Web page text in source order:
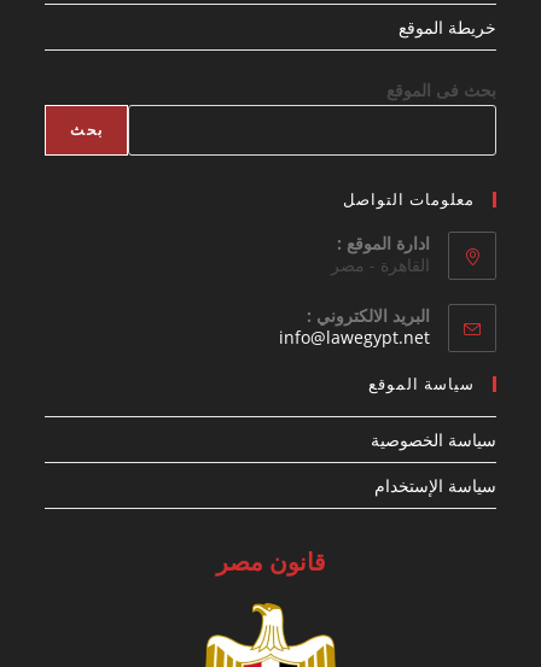
خريطة الموقع
بحث فى الموقع
بحث
معلومات التواصل
ادارة الموقع :
القاهرة - مصر
البريد الالكتروني :
info@lawegypt.net
سياسة الموقع
سياسة الخصوصية
سياسة الإستخدام
قانون مصر